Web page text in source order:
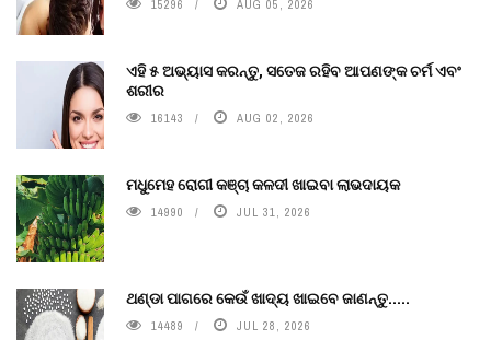
15296 AUG 05, 2026
ଏହି ୫ ଅଭ୍ୟାସ କରନ୍ତୁ, ସତେଜ ରହିବ ଆପଣଙ୍କ ଚର୍ମ ଏବଂ
ଶରୀର
16143 AUG 02, 2026
ମଧୁମେହ ରୋଗୀ କଞ୍ଚା କଳଦୀ ଖାଇବା ଲାଭଦାୟକ
14990 JUL 31, 2026
ଥଣ୍ଡା ପାଗରେ କେଉଁ ଖାଦ୍ୟ ଖାଇବେ ଜାଣନ୍ତୁ.....
14489 JUL 28, 2026